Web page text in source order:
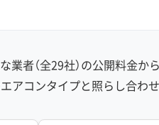
クもあります。
グに頼るのではなく、大量
業者（全29社）の公開料金
アコンタイプと照らし合わ